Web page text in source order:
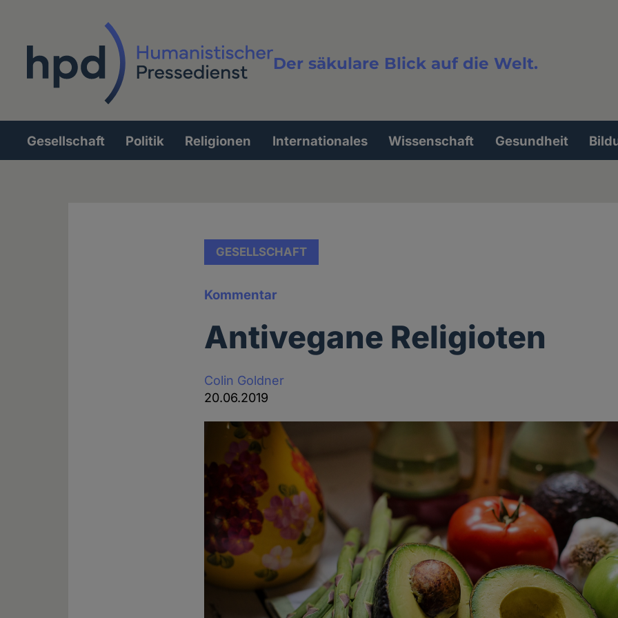
Der säkulare Blick auf die Welt.
Volltextsuche
Hauptnavigation
Gesellschaft Politik Religionen Internationales Wissenschaft Gesundheit
GESELLSCHAFT
Kommentar
Antivegane Religioten
Colin Goldner
20.06.2019